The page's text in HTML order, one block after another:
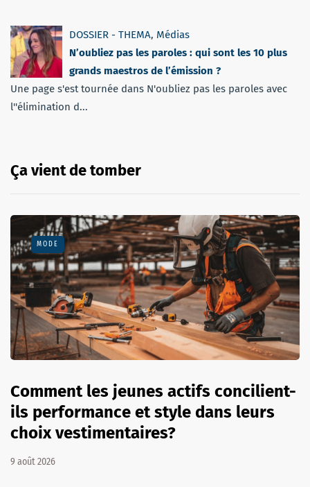
DOSSIER - THEMA, Médias
N’oubliez pas les paroles : qui sont les 10 plus
grands maestros de l’émission ?
Une page s'est tournée dans N'oubliez pas les paroles avec
l''élimination d...
Ça vient de tomber
MODE
Comment les jeunes actifs concilient-
ils performance et style dans leurs
choix vestimentaires?
9 août 2026